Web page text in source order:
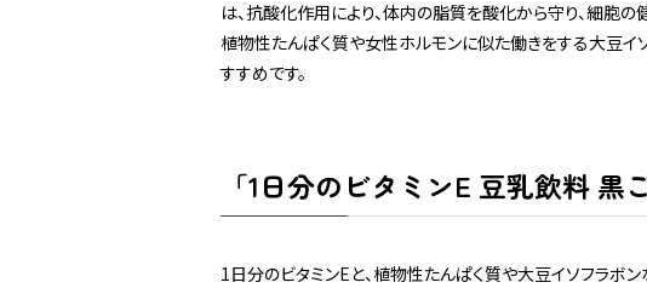
は、抗酸化作用により、体内の脂質を酸化から守り、細胞
植物性たんぱく質や女性ホルモンに似た働きをする大豆
すすめです。
「1日分のビタミンE 豆乳飲料 黒
1日分のビタミンEと、植物性たんぱく質や大豆イソフラボ